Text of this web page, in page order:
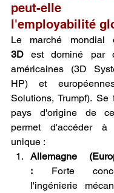
peut-elle
l'employabilité
Le marché mondial
3D est dominé par
américaines (3D
HP) et
Solutions, Trumpf).
pays d'origine de
permet d'accéder à
unique :
Allemagne
: Forte
l'ingénierie